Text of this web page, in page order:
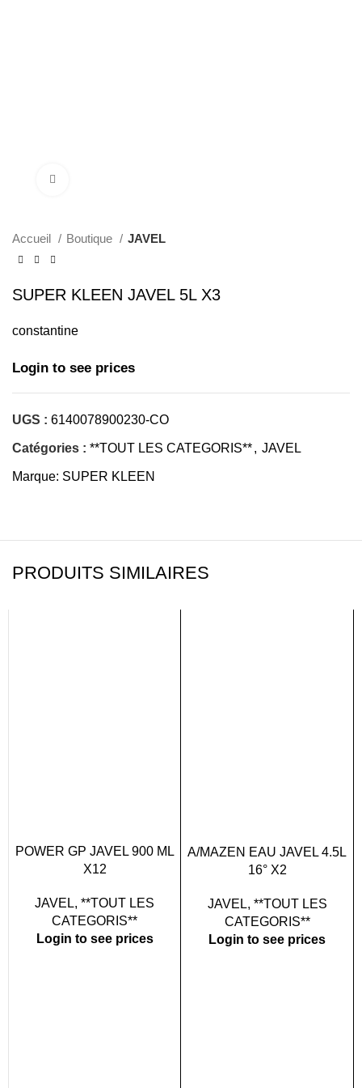
Accueil Boutique JAVEL
SUPER KLEEN JAVEL 5L X3
constantine
Login to see prices
UGS : 6140078900230-CO
Catégories : **TOUT LES CATEGORIS**, JAVEL
Marque: SUPER KLEEN
PRODUITS SIMILAIRES
POWER GP JAVEL 900 ML
X12
JAVEL, **TOUT LES
CATEGORIS**
Login to see prices
A/MAZEN EAU JAVEL 4.5L
16° X2
JAVEL, **TOUT LES
CATEGORIS**
Login to see prices